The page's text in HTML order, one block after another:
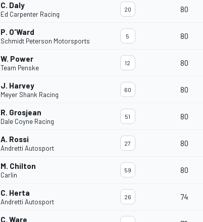
C. Daly
Ed Carpenter Racing
20 80
P. O'Ward
Schmidt Peterson Motorsports
5 80
W. Power
Team Penske
12 80
J. Harvey
Meyer Shank Racing
60 80
R. Grosjean
Dale Coyne Racing
51 80
A. Rossi
Andretti Autosport
27 80
M. Chilton
Carlin
59 80
C. Herta
Andretti Autosport
26 74
C. Ware